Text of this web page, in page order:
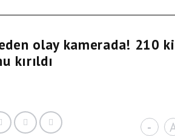
olay kamerada! 210
kırıldı
-